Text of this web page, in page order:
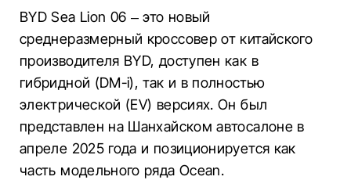
BYD Sea Lion 06 – это новый
среднеразмерный кроссовер от китайского
производителя BYD, доступен как в
гибридной (DM-i), так и в полностью
электрической (EV) версиях. Он был
представлен на Шанхайском автосалоне в
апреле 2025 года и позиционируется как
часть модельного ряда Ocean.